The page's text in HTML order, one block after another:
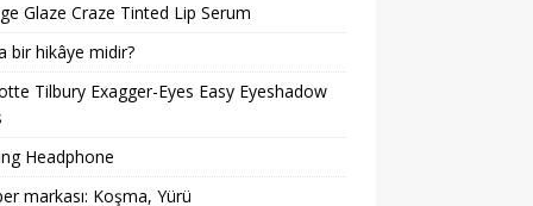
Glaze Craze Tinted Lip Serum
bir hikâye midir?
Tilbury Exagger-Eyes Easy Eyeshadow
Headphone
markası: Koşma, Yürü